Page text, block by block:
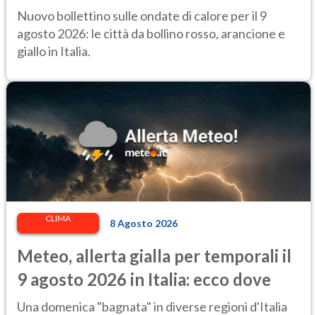
per il Ministero della Salute
Nuovo bollettino sulle ondate di calore per il 9
agosto 2026: le città da bollino rosso, arancione e
giallo in Italia.
CLIMA 8 Agosto 2026
Meteo, allerta gialla per temporali il
9 agosto 2026 in Italia: ecco dove
Una domenica "bagnata" in diverse regioni d'Italia